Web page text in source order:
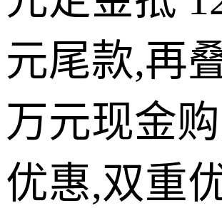
元尾款,再
万元现金
优惠,双重